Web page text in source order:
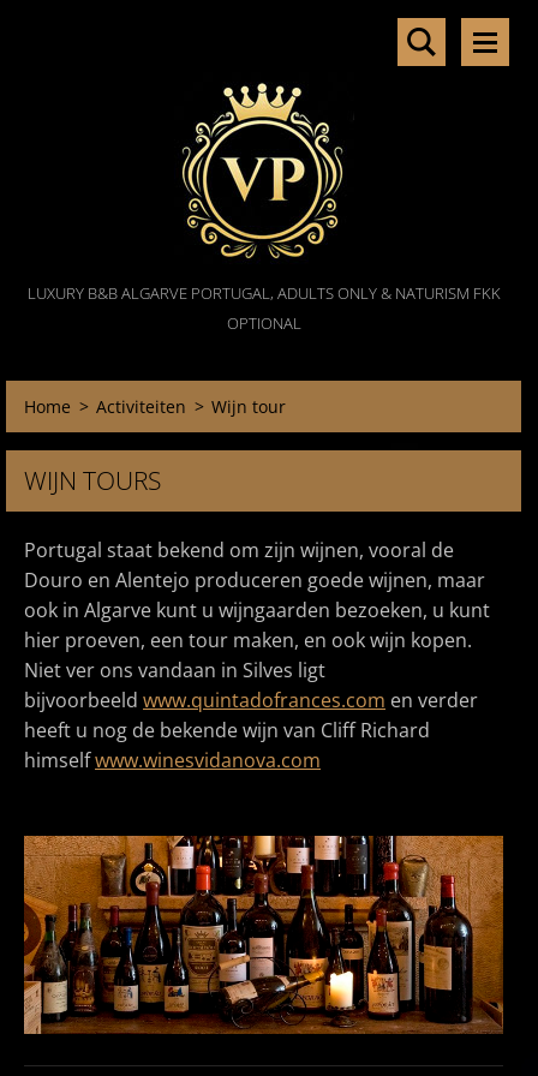
LUXURY B&B ALGARVE PORTUGAL, ADULTS ONLY & NATURISM FKK
OPTIONAL
Home > Activiteiten > Wijn tour
WIJN TOURS
Portugal staat bekend om zijn wijnen, vooral de
Douro en Alentejo produceren goede wijnen, maar
ook in Algarve kunt u wijngaarden bezoeken, u kunt
hier proeven, een tour maken, en ook wijn kopen.
Niet ver ons vandaan in Silves ligt
bijvoorbeeld www.quintadofrances.com en verder
heeft u nog de bekende wijn van Cliff Richard
himselfwww.winesvidanova.com